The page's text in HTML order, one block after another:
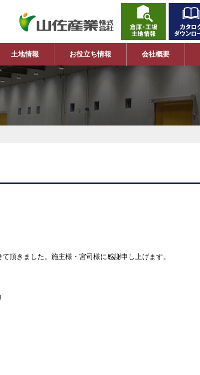
土地情報 お役立ち情報 会社概要
頂きました。施主様・宮司様に感謝申し上げます。